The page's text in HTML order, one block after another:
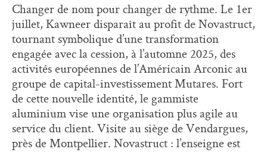
Changer de nom pour changer de rythme. Le 1er
juillet, Kawneer disparaît au profit de Novastruct,
tournant symbolique d’une transformation
engagée avec la cession, à l’automne 2025, des
activités européennes de l’Américain Arconic au
groupe de capital-investissement Mutares. Fort
de cette nouvelle identité, le gammiste
aluminium vise une organisation plus agile au
service du client. Visite au siège de Vendargues,
près de Montpellier. Novastruct : l’enseigne est